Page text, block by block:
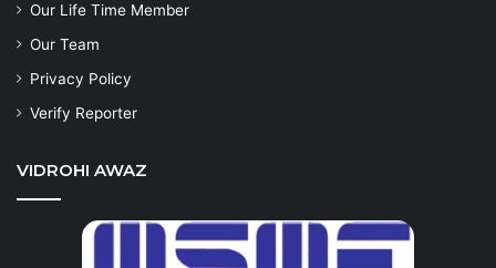
Our Life Time Member
Our Team
Privacy Policy
Verify Reporter
VIDROHI AWAZ